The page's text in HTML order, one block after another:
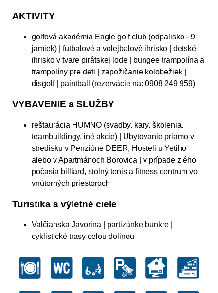
AKTIVITY
golfová akadémia Eagle golf club (odpalisko - 9
jamiek) | futbalové a volejbalové ihrisko | detské
ihrisko v tvare pirátskej lode | bungee trampolína a
trampolíny pre deti | zapožičanie kolobežiek |
disgolf | paintball (rezervácie na: 0908 249 959)
VYBAVENIE a SLUŽBY
reštaurácia HUMNO (svadby, kary, školenia,
teambuildingy, iné akcie) | Ubytovanie priamo v
stredisku v Penzióne DEER, Hosteli u Yetiho
alebo v Apartmánoch Borovica | v prípade zlého
počasia billiard, stolný tenis a fitness centrum vo
vnútorných priestoroch
Turistika a výletné ciele
Valčianska Javorina | partizánke bunkre |
cyklistické trasy celou dolinou